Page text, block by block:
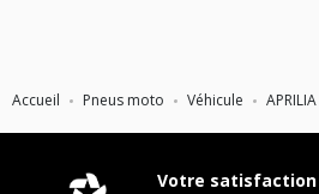
Accueil Pneus moto Véhicule APRILIA
Votre